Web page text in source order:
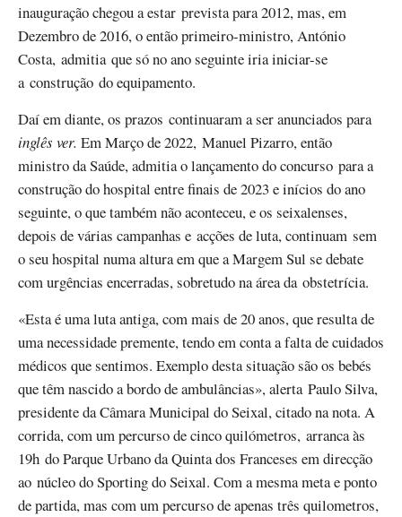
inauguração chegou a estar prevista para 2012, mas, em
Dezembro de 2016, o então primeiro-ministro, António
Costa, admitia que só no ano seguinte iria iniciar-se
a construção do equipamento.
Daí em diante, os prazos continuaram a ser anunciados para
inglês ver. Em Março de 2022, Manuel Pizarro, então
ministro da Saúde, admitia o lançamento do concurso para a
construção do hospital entre finais de 2023 e inícios do ano
seguinte, o que também não aconteceu, e os seixalenses,
depois de várias campanhas e acções de luta, continuam sem
o seu hospital numa altura em que a Margem Sul se debate
com urgências encerradas, sobretudo na área da obstetrícia.
«Esta é uma luta antiga, com mais de 20 anos, que resulta de
uma necessidade premente, tendo em conta a falta de cuidados
médicos que sentimos. Exemplo desta situação são os bebés
que têm nascido a bordo de ambulâncias», alerta Paulo Silva,
presidente da Câmara Municipal do Seixal, citado na nota. A
corrida, com um percurso de cinco quilómetros, arranca às
19h do Parque Urbano da Quinta dos Franceses em direcção
ao núcleo do Sporting do Seixal. Com a mesma meta e ponto
de partida, mas com um percurso de apenas três quilometros,